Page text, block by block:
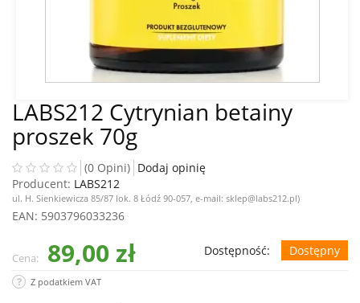
LABS212 Cytrynian betainy
proszek 70g
(0 Opini) Dodaj opinię
Producent: LABS212
ul. H. Sienkiewicza 85/87 lok. 8 Łódź 90-057, e-mail: sklep@labs212.pl)
EAN: 5903796033236
Cena: 89,00 zł Dostępność: Dostępny
Z podatkiem VAT